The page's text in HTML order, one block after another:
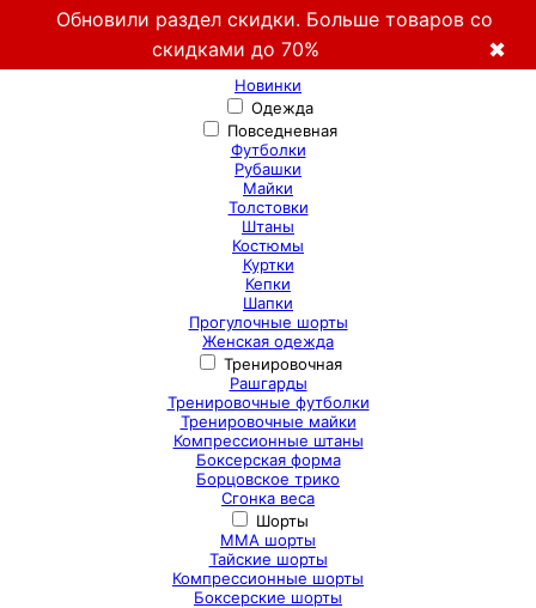
Обновили раздел скидки. Больше товаров со
скидками до 70%
✖
Новинки
Одежда
Повседневная
Футболки
Рубашки
Майки
Толстовки
Штаны
Костюмы
Куртки
Кепки
Шапки
Прогулочные шорты
Женская одежда
Тренировочная
Рашгарды
Тренировочные футболки
Тренировочные майки
Компрессионные штаны
Боксерская форма
Борцовское трико
Сгонка веса
Шорты
ММА шорты
Тайские шорты
Компрессионные шорты
Боксерские шорты